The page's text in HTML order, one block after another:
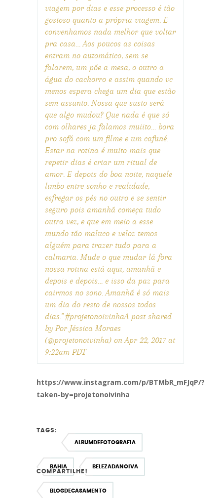
viagem por dias e esse processo é tão
gostoso quanto a própria viagem. E
convenhamos nada melhor que voltar
pra casa… Aos poucos as coisas
entram no automático, sem se
falarem, um põe a mesa, o outro a
água do cachorro e assim quando vc
menos espera chega um dia que estão
sem assunto. Nossa que susto será
que algo mudou? Que nada é que só
com olhares ja falamos muiito… bora
pro sofá com um filme e um cafuné.
Estar na rotina é muito mais que
repetir dias é criar um ritual de
amor. E depois do boa noite, naquele
limbo entre sonho e realidade,
esfregar os pés no outro e se sentir
seguro pois amanhã começa tudo
outra vez, e que em meio a esse
mundo tão maluco e veloz temos
alguém para trazer tudo para a
calmaria. Mude o que mudar lá fora
nossa rotina está aqui, amanhã e
depois e depois… e isso da paz para
cairmos no sono. Amanhã é só mais
um dia do resto de nossos todos
dias." #projetonoivinhaA post shared
by Por Jéssica Moraes
(@projetonoivinha) on Apr 22, 2017 at
9:22am PDT
https://www.instagram.com/p/BTMbR_mFJqP/?
taken-by=projetonoivinha
TAGS:
ALBUMDEFOTOGRAFIA
BAHIA BELEZADANOIVA
BLOGDECASAMENTO
COMPARTILHE!